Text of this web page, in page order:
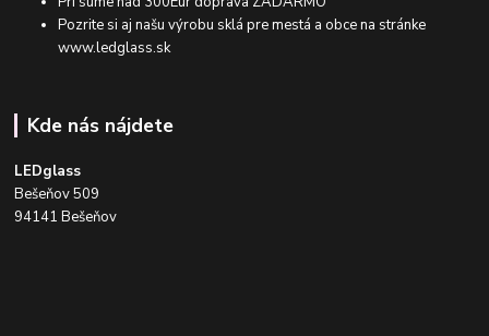
Pozrite si aj našu výrobu sklá pre mestá a obce na stránke
www.ledglass.sk
Kde nás nájdete
LEDglass
Bešeňov 509
94141 Bešeňov